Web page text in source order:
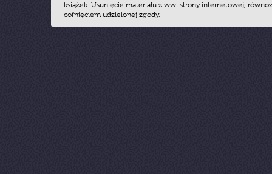
książek. Usunięcie materiału z ww. strony internetowej,
cofnięciem udzielonej zgody.